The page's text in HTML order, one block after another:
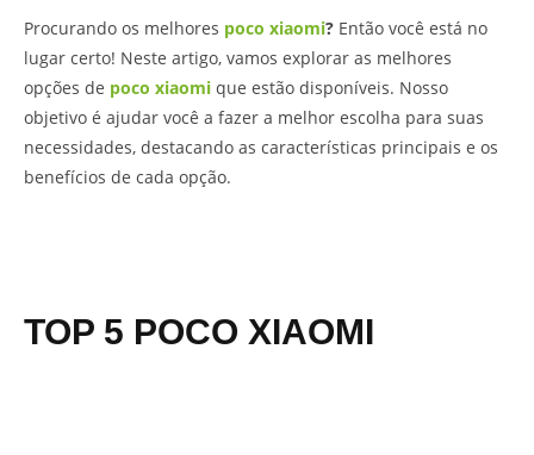
Procurando os melhores poco xiaomi? Então você está no
lugar certo! Neste artigo, vamos explorar as melhores
opções de poco xiaomi que estão disponíveis. Nosso
objetivo é ajudar você a fazer a melhor escolha para suas
necessidades, destacando as características principais e os
benefícios de cada opção.
TOP 5 POCO XIAOMI